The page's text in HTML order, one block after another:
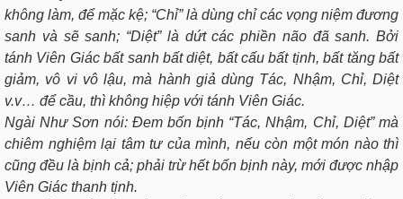
không làm, để mặc kệ; “Chỉ” là dùng chỉ các vọng niệm đương
sanh và sẽ sanh; “Diệt” là dứt các phiền não đã sanh. Bởi
tánh Viên Giác bất sanh bất diệt, bất cấu bất tịnh, bất tăng bất
giảm, vô vi vô lậu, mà hành giả dùng Tác, Nhậm, Chỉ, Diệt
v.v… để cầu, thì không hiệp với tánh Viên Giác.
Ngài Như Sơn nói: Ðem bốn bịnh “Tác, Nhậm, Chỉ, Diệt” mà
chiêm nghiệm lại tâm tư của mình, nếu còn một món nào thì
cũng đều là bịnh cả; phải trừ hết bốn bịnh này, mới được nhập
Viên Giác thanh tịnh.